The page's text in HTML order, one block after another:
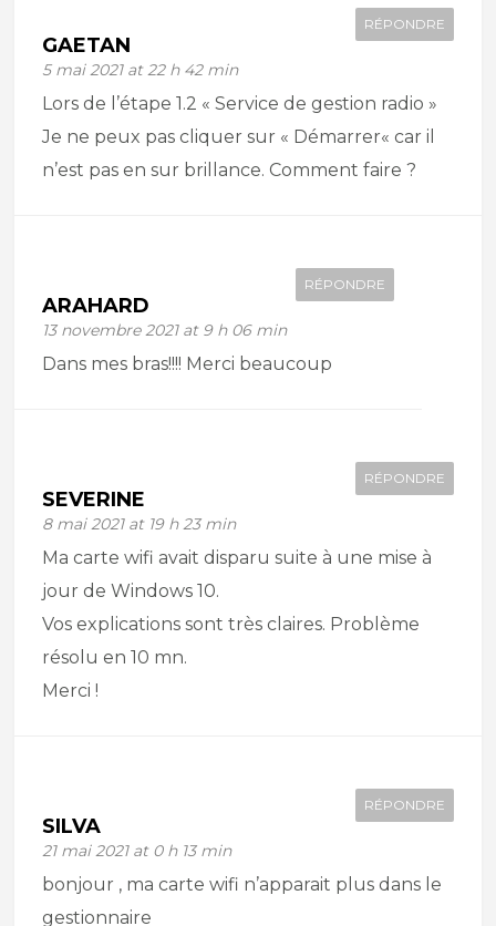
GAETAN
5 mai 2021 at 22 h 42 min
RÉPONDRE
Lors de l’étape 1.2 « Service de gestion radio »
Je ne peux pas cliquer sur « Démarrer« car il
n’est pas en sur brillance. Comment faire ?
ARAHARD
13 novembre 2021 at 9 h 06 min
RÉPONDRE
Dans mes bras!!!! Merci beaucoup
SEVERINE
8 mai 2021 at 19 h 23 min
RÉPONDRE
Ma carte wifi avait disparu suite à une mise à
jour de Windows 10.
Vos explications sont très claires. Problème
résolu en 10 mn.
Merci !
SILVA
21 mai 2021 at 0 h 13 min
RÉPONDRE
bonjour , ma carte wifi n’apparait plus dans le
gestionnaire